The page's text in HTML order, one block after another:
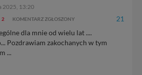
2025, 13:20
2 KOMENTARZ ZGŁOSZONY 21
dla mnie od wielu lat ....
Pozdrawiam zakochanych w tym
...